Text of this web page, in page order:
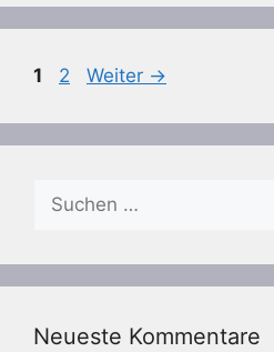
Seite
1 Seite
2 Weiter →
Suchen
nach:
Neueste Kommentare